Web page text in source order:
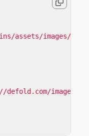
assets/images/logo/
images/